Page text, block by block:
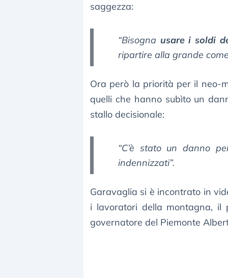
saggezza:
“Bisogna usare i soldi
ripartire alla grande
Ora però la priorità per il neo-
quelli che hanno subìto un
stallo decisionale:
“C’è stato un danno
indennizzati”.
Garavaglia si è incontrato in
i lavoratori della montagna, il
governatore del Piemonte